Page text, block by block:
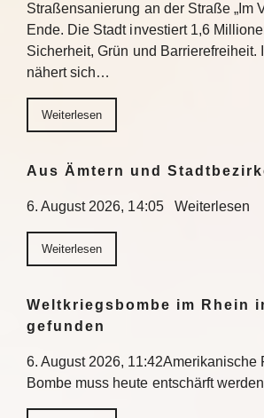
Straßensanierung an der Straße „Im
Ende. Die Stadt investiert 1,6
Sicherheit, Grün und Barrierefreiheit.
nähert sich…
Weiterlesen
Aus Ämtern und
6. August 2026, 14:05 Weiterlesen
Weiterlesen
Weltkriegsbombe im Rhein
gefunden
6. August 2026, 11:42Amerikanische
Bombe muss heute entschärft